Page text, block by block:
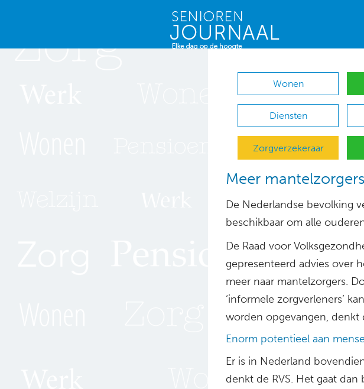
Wonen
Diensten
Zorgverzekeraar
Meer
De Nederlandse bevolking
beschikbaar om alle
De Raad voor
gepresenteerd advies over
meer naar mantelzorgers.
‘informele zorgverleners’
worden opgevangen, denkt
Enorm potentieel aan
Er is in Nederland
denkt de RVS. Het gaat